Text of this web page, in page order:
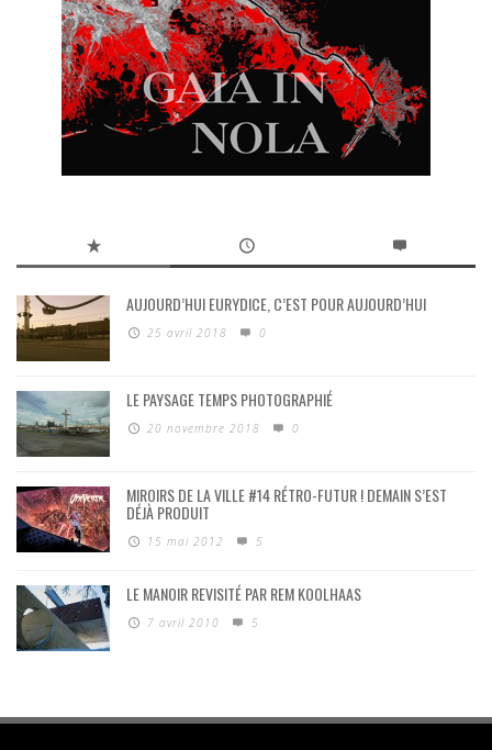
AUJOURD’HUI EURYDICE, C’EST POUR AUJOURD’HUI
25 avril 2018 0
LE PAYSAGE TEMPS PHOTOGRAPHIÉ
20 novembre 2018 0
MIROIRS DE LA VILLE #14 RÉTRO-FUTUR ! DEMAIN S’EST
DÉJÀ PRODUIT
15 mai 2012 5
LE MANOIR REVISITÉ PAR REM KOOLHAAS
7 avril 2010 5